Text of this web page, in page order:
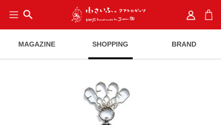
search
MAGAZINE SHOPPING BRAND